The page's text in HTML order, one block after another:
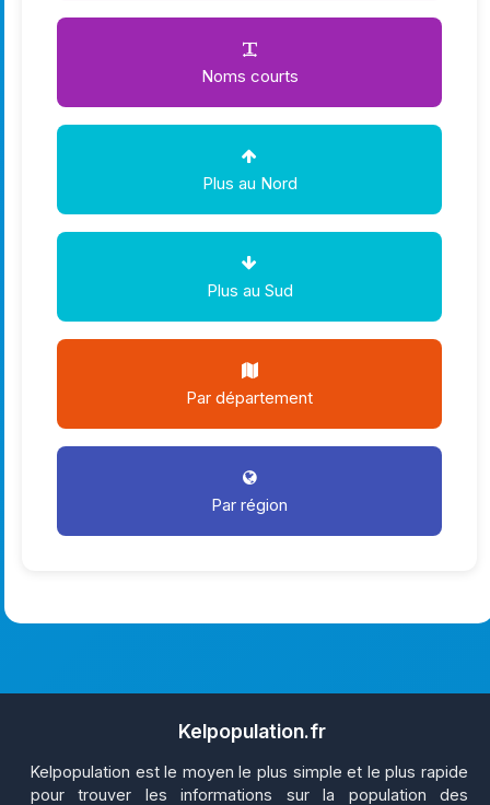
Noms courts
Plus au Nord
Plus au Sud
Par département
Par région
Kelpopulation.fr
Kelpopulation est le moyen le plus simple et le plus rapide
pour trouver les informations sur la population des